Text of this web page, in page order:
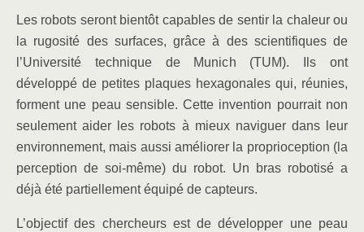
Les robots seront bientôt capables de sentir la chaleur ou
la rugosité des surfaces, grâce à des scientifiques de
l’Université technique de Munich (TUM). Ils ont
développé de petites plaques hexagonales qui, réunies,
forment une peau sensible. Cette invention pourrait non
seulement aider les robots à mieux naviguer dans leur
environnement, mais aussi améliorer la proprioception (la
perception de soi-même) du robot. Un bras robotisé a
déjà été partiellement équipé de capteurs.
L’objectif des chercheurs est de développer une peau